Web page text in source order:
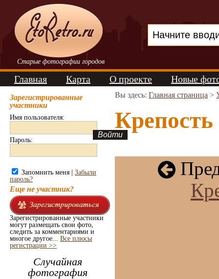
Старые фотографии городов
Главная Карта О проекте Новые
Зарегистрированные
участники
Имя пользователя:
Пароль:
Запомнить меня | Забыли
пароль?
Еще не участник?
Зарегистрированные участники
могут размещать свои фото,
следить за комментариями и
многое другое... Все плюсы
регистрации >>
Случайная
фотография
Вы здесь: Главная страница >
Крепость